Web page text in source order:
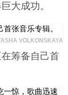
大成功。
VOLKONSKAYA
筹备自己首